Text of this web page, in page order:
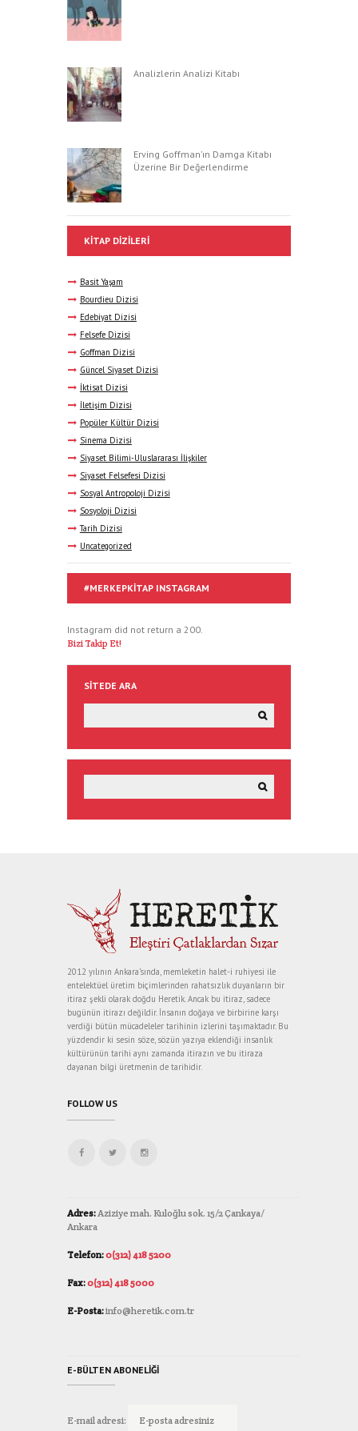
Analizlerin Analizi Kitabı
Erving Goffman’ın Damga Kitabı
Üzerine Bir Değerlendirme
KITAP DIZILERI
Basit Yaşam
Bourdieu Dizisi
Edebiyat Dizisi
Felsefe Dizisi
Goffman Dizisi
Güncel Siyaset Dizisi
İktisat Dizisi
İletişim Dizisi
Popüler Kültür Dizisi
Sinema Dizisi
Siyaset Bilimi-Uluslararası İlişkiler
Siyaset Felsefesi Dizisi
Sosyal Antropoloji Dizisi
Sosyoloji Dizisi
Tarih Dizisi
Uncategorized
#MERKEPKITAP INSTAGRAM
Instagram did not return a 200.
Bizi Takip Et!
SITEDE ARA
2012 yılının Ankara’sında, memleketin halet-i ruhiyesi ile
entelektüel üretim biçimlerinden rahatsızlık duyanların bir
itiraz şekli olarak doğdu Heretik. Ancak bu itiraz, sadece
bugünün itirazı değildir. İnsanın doğaya ve birbirine karşı
verdiği bütün mücadeleler tarihinin izlerini taşımaktadır. Bu
yüzdendir ki sesin söze, sözün yazıya eklendiği insanlık
kültürünün tarihi aynı zamanda itirazın ve bu itiraza
dayanan bilgi üretmenin de tarihidir.
FOLLOW US
Adres: Aziziye mah. Kuloğlu sok. 15/2 Çankaya/
Ankara
Telefon:0(312) 418 5200
Fax:0(312) 418 5000
E-Posta:info@heretik.com.tr
E-BÜLTEN ABONELIĞI
E-mail adresi: